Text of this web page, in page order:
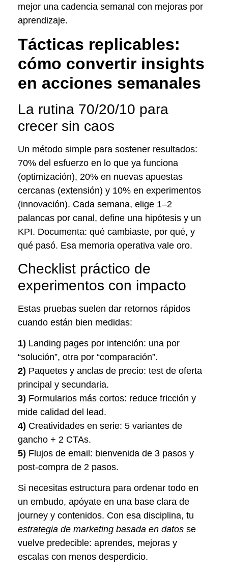
mejor una cadencia semanal con mejoras por
aprendizaje.
Tácticas replicables:
cómo convertir insights
en acciones semanales
La rutina 70/20/10 para
crecer sin caos
Un método simple para sostener resultados:
70% del esfuerzo en lo que ya funciona
(optimización), 20% en nuevas apuestas
cercanas (extensión) y 10% en experimentos
(innovación). Cada semana, elige 1–2
palancas por canal, define una hipótesis y un
KPI. Documenta: qué cambiaste, por qué, y
qué pasó. Esa memoria operativa vale oro.
Checklist práctico de
experimentos con impacto
Estas pruebas suelen dar retornos rápidos
cuando están bien medidas:
1) Landing pages por intención: una por
“solución”, otra por “comparación”.
2) Paquetes y anclas de precio: test de oferta
principal y secundaria.
3) Formularios más cortos: reduce fricción y
mide calidad del lead.
4) Creatividades en serie: 5 variantes de
gancho + 2 CTAs.
5) Flujos de email: bienvenida de 3 pasos y
post-compra de 2 pasos.
Si necesitas estructura para ordenar todo en
un embudo, apóyate en una base clara de
journey y contenidos. Con esa disciplina, tu
estrategia de marketing basada en datos se
vuelve predecible: aprendes, mejoras y
escalas con menos desperdicio.